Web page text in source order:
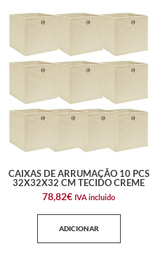
CAIXAS DE ARRUMAÇÃO 10 PCS
32X32X32 CM TECIDO CREME
78,82€ IVA incluido
ADICIONAR